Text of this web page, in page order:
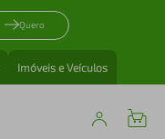
Quero
Imóveis e Veículos